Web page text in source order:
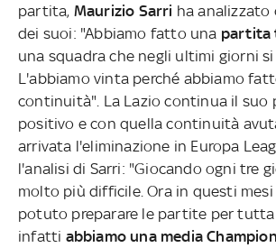
partita, Maurizio Sarri ha
dei suoi: "Abbiamo fatto una partita
una squadra che negli ultimi giorni
L'abbiamo vinta perché abbiamo
continuità". La Lazio continua il suo
positivo e con quella continuità
arrivata l'eliminazione in Europa
l'analisi di Sarri: "Giocando ogni tre
molto più difficile. Ora in questi mesi
potuto preparare le partite per
infatti abbiamo una media